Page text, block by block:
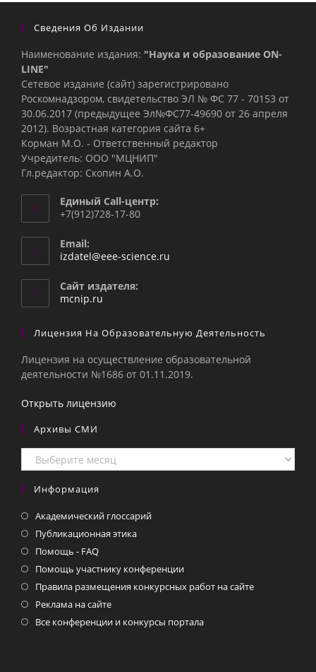
Сведения Об Издании
Наименование издания: "Наука и образование ON-
LINE"
Сетевое издание (сайт) зарегистрировано
Роскомнадзором, свидетельство ЭЛ № ФС 77 - 70153 от
30.06.2017 (предыдущее Эл№ФC77-49690 от 26 апреля
2012). Возрастная категория сайта 6+
Корман М.О. - Ответственный редактор
Учредитель: ООО "МЦНИП"
Гл.редактор: Скопин А.О.
Единый Call-центр:
+7(912)728-17-80
Email:
izdatel@eee-science.ru
Сайт издателя:
mcnip.ru
Лицензия На Образовательную Деятельность
Лицензия на осуществление образовательной
деятельности №1686 от 01.11.2019.
Открыть лицензию
Архивы СМИ
Архивы
СМИ
Информация
Академический глоссарий
Публикационная этика
Помощь - FAQ
Помощь участнику конференции
Правила размещения конкурсных работ на сайте
Реклама на сайте
Все конференции и конкурсы портала